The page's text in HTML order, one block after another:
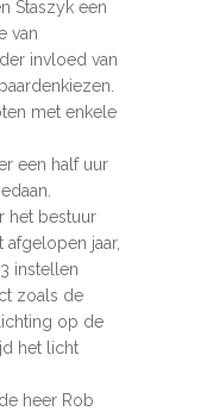
Staszyk een
van
invloed van
met enkele
een half uur
het bestuur
afgelopen jaar,
instellen
zoals de
op de
het licht
heer Rob